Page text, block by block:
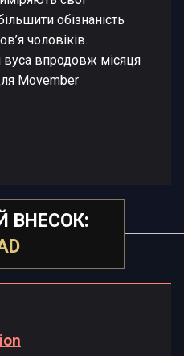
обізнаність
чоловіків.
вуса впродовж місяця
Movember
ВНЕСОК: